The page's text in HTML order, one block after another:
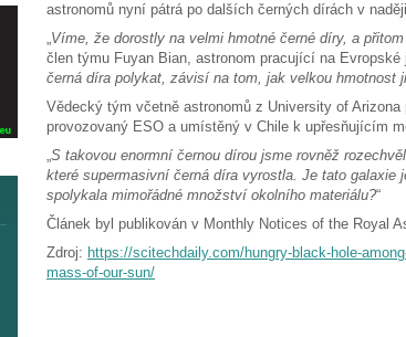
astronomů nyní pátrá po dalších černých dírách v
„Víme, že dorostly na velmi hmotné černé díry, a
člen týmu Fuyan Bian, astronom pracující na Evropské
černá díra polykat, závisí na tom, jak velkou hmotnost
Vědecký tým včetně astronomů z University of Arizona
provozovaný ESO a umístěný v Chile k upřesňujícím
„S takovou enormní černou dírou jsme rovněž
které supermasivní černá díra vyrostla. Je tato galaxie
spolykala mimořádné množství okolního materiálu?“
Článek byl publikován v Monthly Notices of the Royal
Zdroj: https://scitechdaily.com/hungry-black-hole-
mass-of-our-sun/